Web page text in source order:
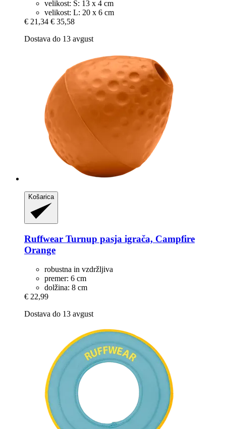
velikost: S: 13 x 4 cm
velikost: L: 20 x 6 cm
€ 21,34 € 35,58
Dostava do 13 avgust
Košarica
Ruffwear Turnup pasja igrača, Campfire
Orange
robustna in vzdržljiva
premer: 6 cm
dolžina: 8 cm
€ 22,99
Dostava do 13 avgust